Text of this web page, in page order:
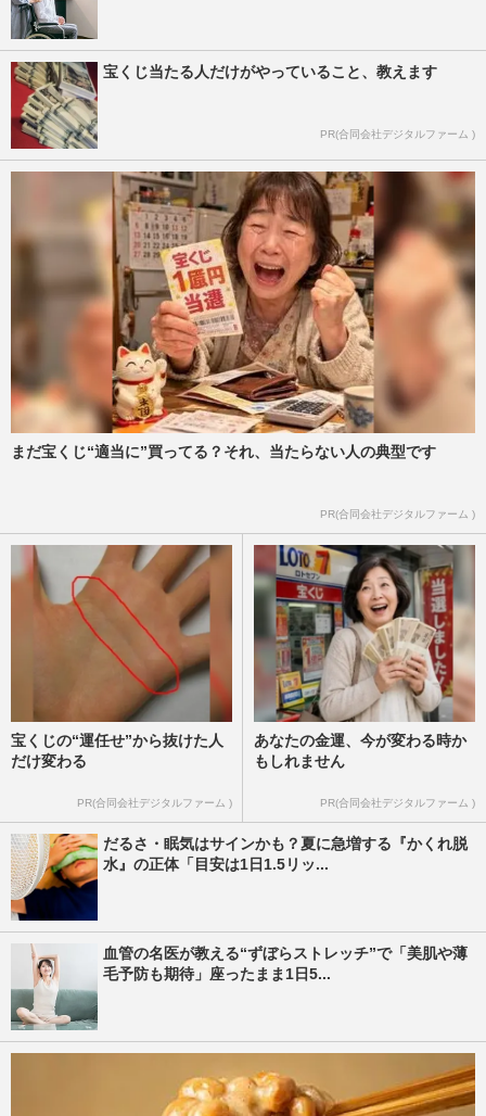
宝くじ当たる人だけがやっていること、教えます
PR(合同会社デジタルファーム )
まだ宝くじ“適当に”買ってる？それ、当たらない人の典型です
PR(合同会社デジタルファーム )
宝くじの“運任せ”から抜けた人
だけ変わる
PR(合同会社デジタルファーム )
あなたの金運、今が変わる時か
もしれません
PR(合同会社デジタルファーム )
だるさ・眠気はサインかも？夏に急増する『かくれ脱
水』の正体「目安は1日1.5リッ...
血管の名医が教える“ずぼらストレッチ”で「美肌や薄
毛予防も期待」座ったまま1日5...